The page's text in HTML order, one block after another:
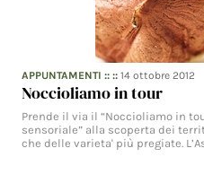
APPUNTAMENTI :: ::14 ottobre 2012
Noccioliamo in tour
Prende il via il “Noccioliamo in
sensoriale” alla scoperta dei
che delle varieta' più pregiate.